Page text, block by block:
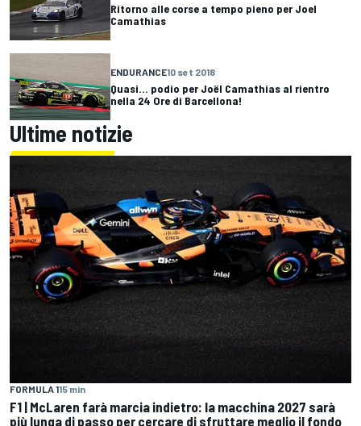
Ritorno alle corse a tempo pieno per Joel
Camathias
ENDURANCE10 set 2018
Quasi... podio per Joël Camathias al rientro
nella 24 Ore di Barcellona!
Ultime notizie
FORMULA 115 min
F1 | McLaren farà marcia indietro: la macchina 2027 sarà
più lunga di passo per cercare di sfruttare meglio il fondo